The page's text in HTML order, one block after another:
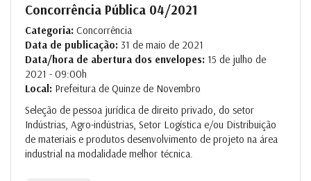
Concorrência Pública 04/2021
Categoria: Concorrência
Data de publicação: 31 de maio de 2021
Data/hora de abertura dos envelopes: 15 de julho de
2021 - 09:00h
Local: Prefeitura de Quinze de Novembro
Seleção de pessoa jurídica de direito privado, do setor
Indústrias, Agro-indústrias, Setor Logística e/ou Distribuição
de materiais e produtos desenvolvimento de projeto na área
industrial na modalidade melhor técnica.